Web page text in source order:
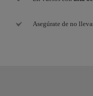
Asegúrate de no